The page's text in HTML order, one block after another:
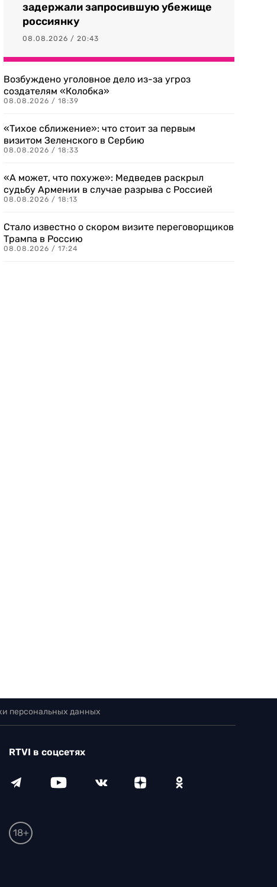
задержали запросившую убежище
россиянку
08.08.2026 / 20:43
Возбуждено уголовное дело из-за угроз
создателям «Колобка»
08.08.2026 / 18:39
«Тихое сближение»: что стоит за первым
визитом Зеленского в Сербию
08.08.2026 / 18:33
«А может, что похуже»: Медведев раскрыл
судьбу Армении в случае разрыва с Россией
08.08.2026 / 18:13
Стало известно о скором визите переговорщиков
Трампа в Россию
08.08.2026 / 17:24
персональных данных
RTVI в соцсетях
18+